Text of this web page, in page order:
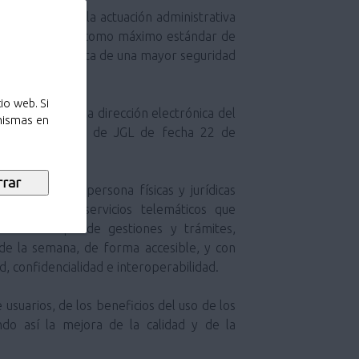
web. Si
en
electrónica como máximo estándar de
como garantista de una mayor seguridad
(por Acuerdo de JGL de fecha 22 de
cual, las persona físicas y jurídicas
diferentes servicios telemáticos que
todo tipo de gestiones y trámites,
la semana, de forma accesible, y con
confidencialidad e interoperabilidad.
así la mejora de la calidad y de la